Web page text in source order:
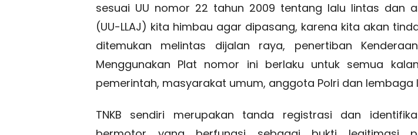
sesuai UU nomor 22 tahun 2009 tentang lalu lintas dan
(UU-LLAJ) kita himbau agar dipasang, karena kita akan
ditemukan melintas dijalan raya, penertiban
Menggunakan Plat nomor ini berlaku untuk semua
pemerintah, masyarakat umum, anggota Polri dan lembaga
TNKB sendiri merupakan tanda registrasi dan